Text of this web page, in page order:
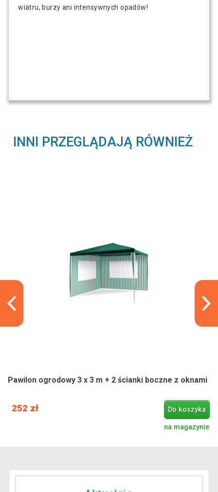
wiatru, burzy ani intensywnych opadów!
INNI PRZEGLĄDAJĄ RÓWNIEŻ
Pawilon ogrodowy 3 x 3 m + 2 ścianki boczne z oknami
252 zł Do koszyka
na magazynie